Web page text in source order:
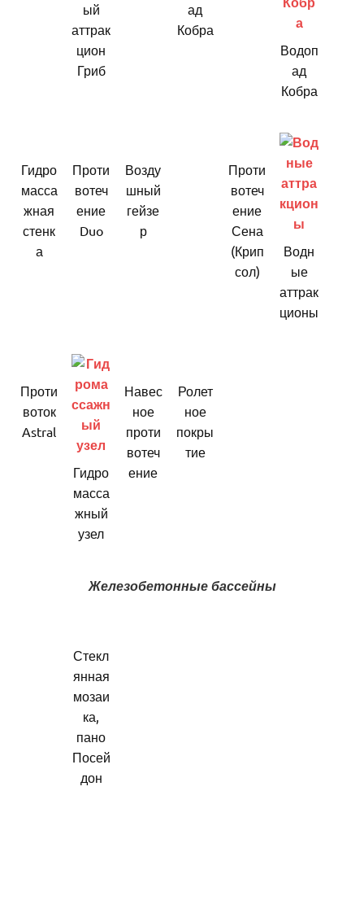
ый
аттрак
цион
Гриб
ад
Кобра
Водоп
ад
Кобра
Гидро
масса
жная
стенк
а
Проти
вотеч
ение
Duo
Возду
шный
гейзе
р
Проти
вотеч
ение
Сена
(Крип
сол)
Водн
ые
аттрак
ционы
Проти
воток
Astral
Гидро
масса
жный
узел
Навес
ное
проти
вотеч
ение
Ролет
ное
покры
тие
Железобетонные бассейны
Стекл
янная
мозаи
ка,
пано
Посей
дон